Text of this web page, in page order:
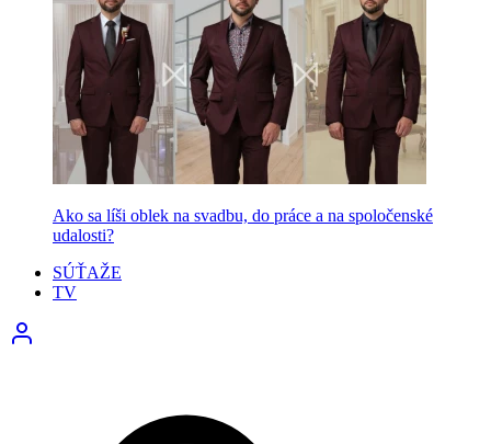
Ako sa líši oblek na svadbu, do práce a na spoločenské
udalosti?
SÚŤAŽE
TV